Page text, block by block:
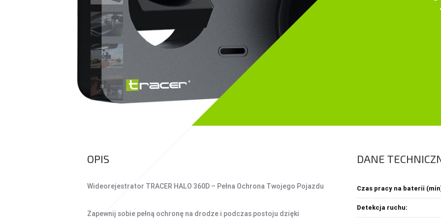
UCHWYTY DO
TABLETY
KREATYWNE
CZYTNIK KART
PRYSZNICE TURYSTYCZNE
OPIS
Wideorejestrator TRACER HALO 360D – Pełna Ochrona Twojego Pojazdu
Zapewnij sobie pełną ochronę na drodze i podczas postoju dzięki
DANE
Czas pracy na baterii
Detekcja ruchu: